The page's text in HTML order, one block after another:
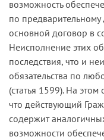
возможность
по
основной договор в
Неисполнение этих
последствия, что и
обязательства по
(статья 1599). На
что действующий
содержит
возможности